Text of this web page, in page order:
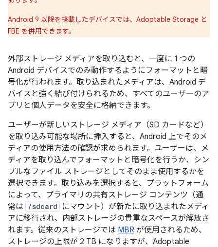
Android 9 以降を搭載したデバイスでは、Adoptable Storage と
FBE を併用できます。
外部ストレージ メディアを取り込むと、一度に 1 つの
Android デバイスでのみ動作するようにフォーマットと暗
号化が行われます。取り込まれたメディアは、Android デ
バイスと強く結び付けられるため、すべてのユーザーのア
プリと個人データを安全に格納できます。
ユーザーが新しいストレージ メディア（SD カードなど）
を取り込み可能な場所に挿入すると、Android 上でそのメ
ディアの使用方法の確認が求められます。ユーザーは、メ
ディアを取り込んでフォーマットと暗号化を行うか、シン
プルなファイル ストレージとしてそのまま使用するかを
選択できます。取り込みを選択すると、プラットフォーム
によって、プライマリの共有ストレージ コンテンツ（通
常は
/sdcard
にマウント）が新たに取り込まれたメディ
アに移行され、内部ストレージの貴重なスペースが解放さ
れます。従来のストレージでは MBR が使用されるため、
ストレージの上限が 2 TB になりますが、Adoptable